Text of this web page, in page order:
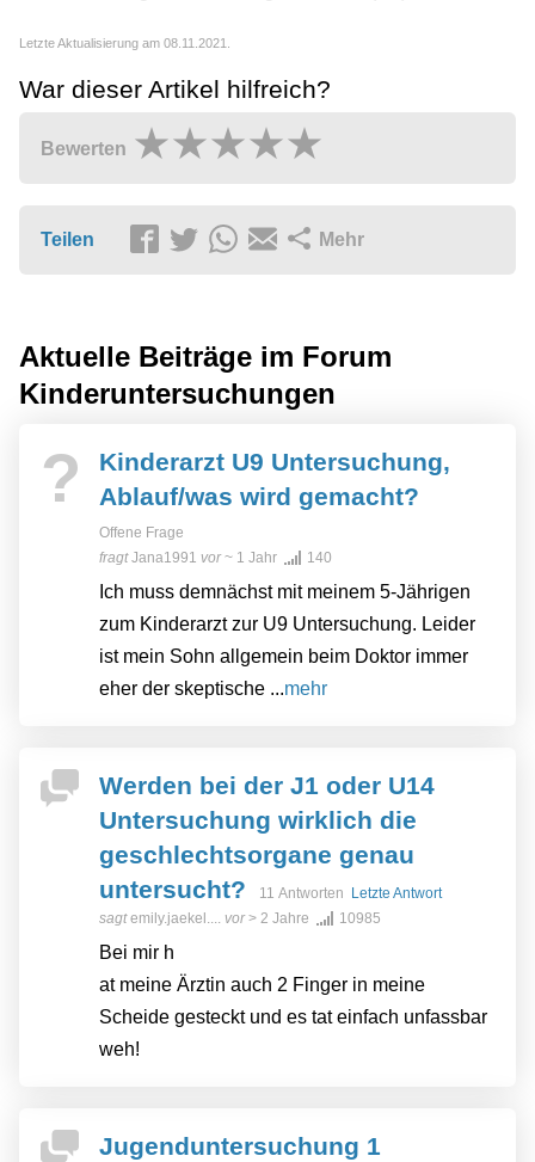
Letzte Aktualisierung am 08.11.2021.
War dieser Artikel hilfreich?
Bewerten
Teilen Mehr
Aktuelle Beiträge im Forum
Kinderuntersuchungen
?
Kinderarzt U9 Untersuchung,
Ablauf/was wird gemacht?
Offene Frage
fragtJana1991 vor~ 1 Jahr 140
Ich muss demnächst mit meinem 5-Jährigen
zum Kinderarzt zur U9 Untersuchung. Leider
ist mein Sohn allgemein beim Doktor immer
eher der skeptische ...mehr
Werden bei der J1 oder U14
Untersuchung wirklich die
geschlechtsorgane genau
untersucht?
11 Antworten
Letzte Antwort
sagtemily.jaekel.... vor> 2 Jahre 10985
Bei mir h
at meine Ärztin auch 2 Finger in meine
Scheide gesteckt und es tat einfach unfassbar
weh!
Jugenduntersuchung 1